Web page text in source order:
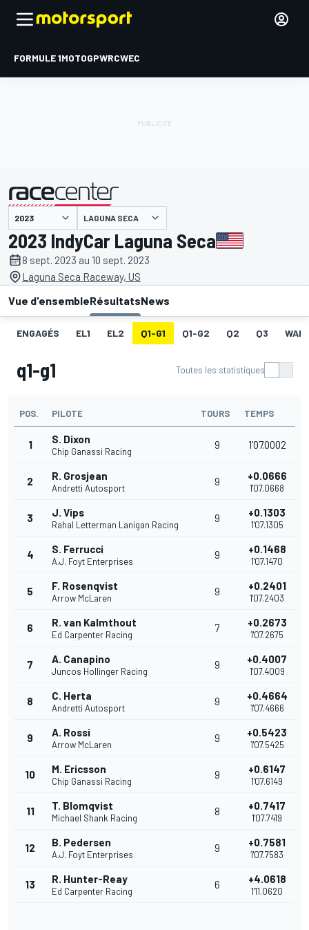
FORMULE 1MOTOGPWRCWEC
présenté par LAGUNA SECA
2023 IndyCar Laguna Seca
8 sept. 2023 au 10 sept. 2023
Laguna Seca Raceway, US
Vue d'ensembleRésultatsNews
ENGAGÉS EL1 EL2 Q1-G1 Q1-G2 Q2 Q3
q1-g1 Toutes les statistiques
POS. PILOTE TOURS TEMPS
1 S. Dixon
Chip Ganassi Racing
9 1'07.0002
2 R. Grosjean
Andretti Autosport
9 +0.0666
1'07.0668
3 J. Vips
Rahal Letterman Lanigan Racing
9 +0.1303
1'07.1305
4 S. Ferrucci
A.J. Foyt Enterprises
9 +0.1468
1'07.1470
5 F. Rosenqvist
Arrow McLaren
9 +0.2401
1'07.2403
6 R. van Kalmthout
Ed Carpenter Racing
7 +0.2673
1'07.2675
7 A. Canapino
Juncos Hollinger Racing
9 +0.4007
1'07.4009
8 C. Herta
Andretti Autosport
9 +0.4664
1'07.4666
9 A. Rossi
Arrow McLaren
9 +0.5423
1'07.5425
10 M. Ericsson
Chip Ganassi Racing
9 +0.6147
1'07.6149
11 T. Blomqvist
Michael Shank Racing
8 +0.7417
1'07.7419
12 B. Pedersen
A.J. Foyt Enterprises
9 +0.7581
1'07.7583
13 R. Hunter-Reay
Ed Carpenter Racing
6 +4.0618
1'11.0620